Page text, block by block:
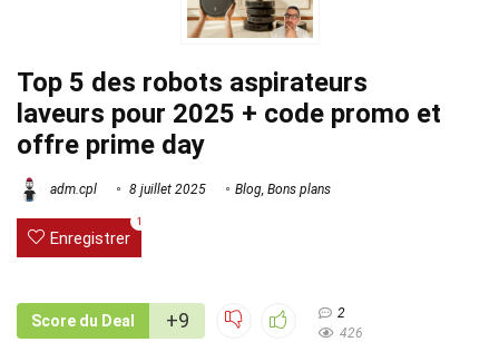
Top 5 des robots aspirateurs
laveurs pour 2025 + code promo et
offre prime day
adm.cpl 8 juillet 2025 Blog Bons plans
Enregistrer
1
Score du Deal +9
2
426